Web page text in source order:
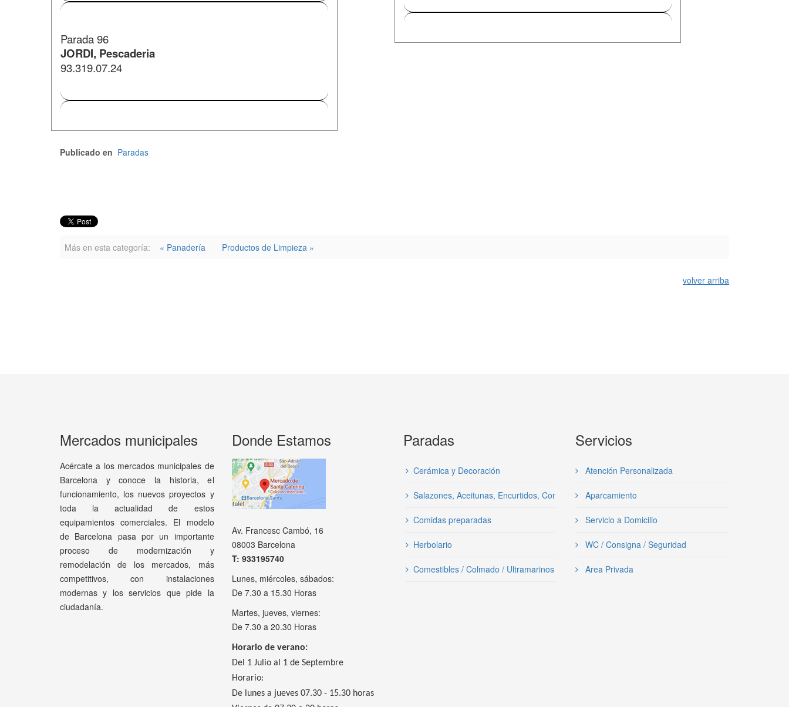
Parada 96
JORDI, Pescaderia
93.319.07.24
Publicado en Paradas
Más en esta categoría: « Panadería Productos de Limpieza »
volver arriba
Mercados municipales
Acércate a los mercados municipales de
Barcelona y conoce la historia, el
funcionamiento, los nuevos proyectos y
toda la actualidad de estos
equipamientos comerciales. El modelo
de Barcelona pasa por un importante
proceso de modernización y
remodelación de los mercados, más
competitivos, con instalaciones
modernas y los servicios que pide la
ciudadanía.
Donde Estamos
Av. Francesc Cambó, 16
08003 Barcelona
T: 933195740
Lunes, miércoles, sábados:
De 7.30 a 15.30 Horas
Martes, jueves, viernes:
De 7.30 a 20.30 Horas
Horario de verano:
Del 1 Julio al 1 de Septembre
Horario:
De lunes a jueves 07.30 - 15.30 horas
Paradas
Cerámica y Decoración
Salazones, Aceitunas, Encurtidos, Conservas y Semiconservas
Comidas preparadas
Herbolario
Comestibles / Colmado / Ultramarinos
Servicios
Atención Personalizada
Aparcamiento
Servicio a Domicilio
WC / Consigna / Seguridad
Area Privada